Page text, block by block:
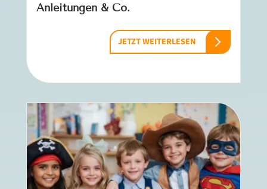
Anleitungen & Co.
JETZT WEITERLESEN